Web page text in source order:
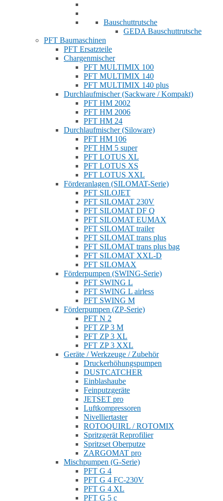
Bauschuttrutsche
GEDA Bauschuttrutsche
PFT Baumaschinen
PFT Ersatzteile
Chargenmischer
PFT MULTIMIX 100
PFT MULTIMIX 140
PFT MULTIMIX 140 plus
Durchlaufmischer (Sackware / Kompakt)
PFT HM 2002
PFT HM 2006
PFT HM 24
Durchlaufmischer (Siloware)
PFT HM 106
PFT HM 5 super
PFT LOTUS XL
PFT LOTUS XS
PFT LOTUS XXL
Förderanlagen (SILOMAT-Serie)
PFT SILOJET
PFT SILOMAT 230V
PFT SILOMAT DF Q
PFT SILOMAT EUMAX
PFT SILOMAT trailer
PFT SILOMAT trans plus
PFT SILOMAT trans plus bag
PFT SILOMAT XXL-D
PFT SILOMAX
Förderpumpen (SWING-Serie)
PFT SWING L
PFT SWING L airless
PFT SWING M
Förderpumpen (ZP-Serie)
PFT N 2
PFT ZP 3 M
PFT ZP 3 XL
PFT ZP 3 XXL
Geräte / Werkzeuge / Zubehör
Druckerhöhungspumpen
DUSTCATCHER
Einblashaube
Feinputzgeräte
JETSET pro
Luftkompressoren
Nivelliertaster
ROTOQUIRL / ROTOMIX
Spritzgerät Reprofilier
Spritzset Oberputze
ZARGOMAT pro
Mischpumpen (G-Serie)
PFT G 4
PFT G 4 FC-230V
PFT G 4 XL
PFT G 5 c